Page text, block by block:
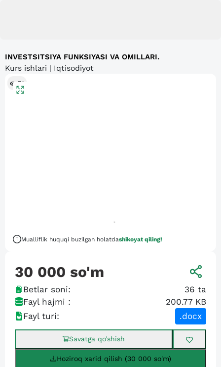
INVESTSITSIYA FUNKSIYASI VA OMILLARI.
Kurs ishlari | Iqtisodiyot
74
Mualliflik huquqi buzilgan holatdashikoyat qiling!
30 000 so'm
Betlar soni: 36 ta
Fayl hajmi :
200.77 KB
Fayl turi:
.docx
Savatga qo’shish
Hoziroq xarid qilish (30 000 so'm)